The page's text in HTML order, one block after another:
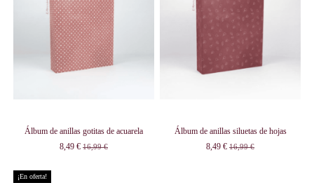
Álbum de anillas gotitas de acuarela
8,49 € 16,99 €
Álbum de anillas siluetas de hojas
8,49 € 16,99 €
¡En oferta!